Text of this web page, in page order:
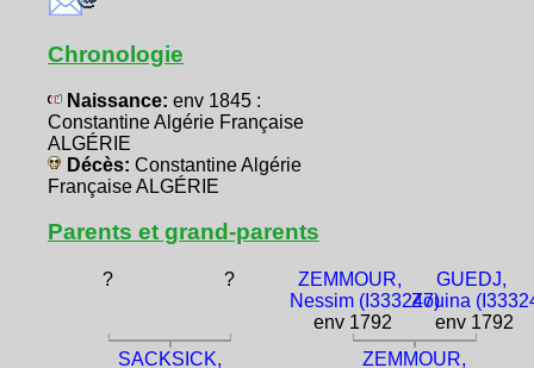
Chronologie
Naissance: env 1845 :
Constantine Algérie Française
ALGÉRIE
Décès: Constantine Algérie
Française ALGÉRIE
Parents et grand-parents
? ?
ZEMMOUR,
Nessim (I333247)
env 1792
GUEDJ,
Zouina
env 1792
SACKSICK,
ZEMMOUR,